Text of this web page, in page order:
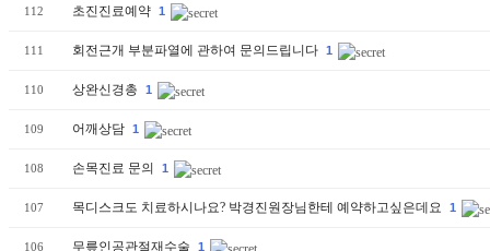
112 초진진료예약 1
111 회전근개 부분파열에 관하여 문의드립니다 1
110 상완신경총 1
109 어깨상담 1
108 손목진료 문의 1
107 목디스크도 치료하시나요? 박경진원장님한테 예약하고싶은데요 1
106 무릎인공관절재수술 1